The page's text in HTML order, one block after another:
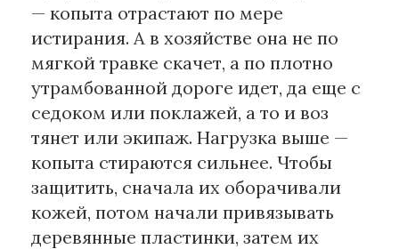
— копыта отрастают по мере
истирания. А в хозяйстве она не по
мягкой травке скачет, а по плотно
утрамбованной дороге идет, да еще с
седоком или поклажей, а то и воз
тянет или экипаж. Нагрузка выше —
копыта стираются сильнее. Чтобы
защитить, сначала их оборачивали
кожей, потом начали привязывать
деревянные пластинки, затем их